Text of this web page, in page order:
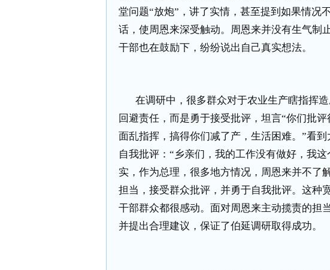
堂问题“放炮”，讲了实情，甚至提到如果情况
话，使周恩来深受触动。周恩来并没有生气制
干部也在鼓励下，纷纷说出自己真实想法。
在调研中，很多群众对于农业生产瞎指挥
回避责任，而是勇于接受批评，坦言“你们批
面乱指挥，搞得你们减了产，生活困难。”看
自我批评：“乡亲们，我的工作没有做好，我
实，作为总理，很多地方情况，周恩来并不了
担当，接受群众批评，并勇于自我批评。这种
干部群众都很感动。面对周恩来主动揽责的担
并提出合理建议，保证了伯延调研取得成功。